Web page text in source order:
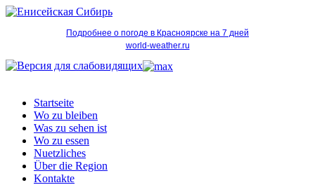
Подробнее о погоде в Красноярске на 7 дней
world-weather.ru
Startseite
Wo zu bleiben
Was zu sehen ist
Wo zu essen
Nuetzliches
Über die Region
Kontakte